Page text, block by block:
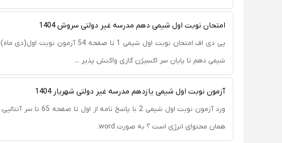
امتحان نوبت اول شیمی دهم مدرسه غیر دولتی سروش 1404
پی دی اف امتحان نوبت اول شیمی 1 تا صفحه 54 آزمون نوبت اول(دی ماه)
شیمی دهم تا پایان سر اکسیژن گازی واکنش پذیر ...
آزمون نوبت اول شیمی یازدهم مدرسه غیر دولتی شهریار 1404
ورد آزمون نوبت اول شیمی 2 با پاسخ نامه از اول تا صفحه 65 تا سر آنتالپی،
همان محتوای انرژی است ؟ به صورت word.